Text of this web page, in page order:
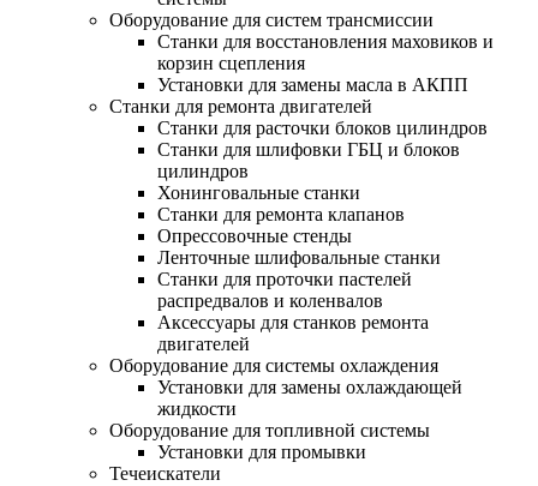
Оборудование для систем трансмиссии
Станки для восстановления маховиков и
корзин сцепления
Установки для замены масла в АКПП
Станки для ремонта двигателей
Станки для расточки блоков цилиндров
Станки для шлифовки ГБЦ и блоков
цилиндров
Хонинговальные станки
Станки для ремонта клапанов
Опрессовочные стенды
Ленточные шлифовальные станки
Станки для проточки пастелей
распредвалов и коленвалов
Аксессуары для станков ремонта
двигателей
Оборудование для системы охлаждения
Установки для замены охлаждающей
жидкости
Оборудование для топливной системы
Установки для промывки
Течеискатели